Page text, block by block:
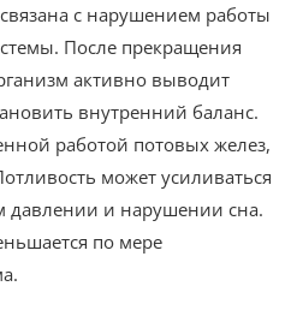
с нарушением работы
После прекращения
активно выводит
внутренний баланс.
работой потовых желез,
может усиливаться
давлении и нарушении сна.
по мере